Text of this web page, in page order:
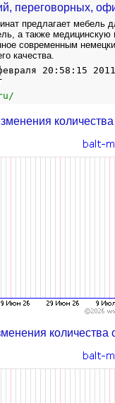
переговорных,
предлагает мебель
а также медицинскую
современным
качества.
20:58:15 2011
количества